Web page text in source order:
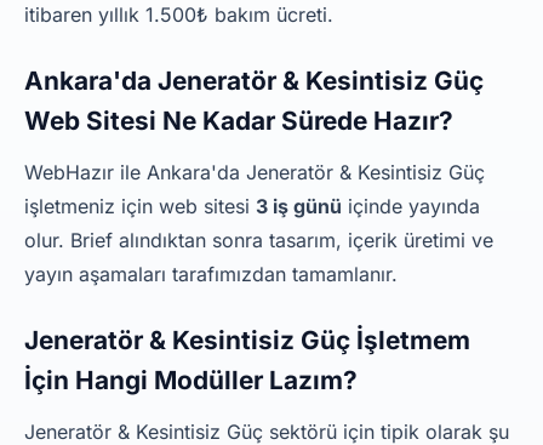
itibaren yıllık 1.500₺ bakım ücreti.
Ankara'da Jeneratör & Kesintisiz Güç
Web Sitesi Ne Kadar Sürede Hazır?
WebHazır ile Ankara'da Jeneratör & Kesintisiz Güç
işletmeniz için web sitesi 3 iş günü içinde yayında
olur. Brief alındıktan sonra tasarım, içerik üretimi ve
yayın aşamaları tarafımızdan tamamlanır.
Jeneratör & Kesintisiz Güç İşletmem
İçin Hangi Modüller Lazım?
Jeneratör & Kesintisiz Güç sektörü için tipik olarak şu